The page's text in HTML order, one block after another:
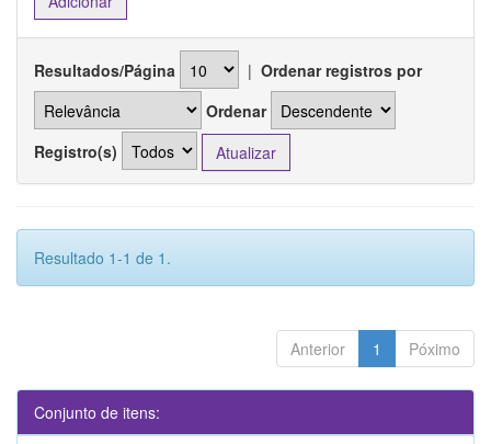
Resultados/Página | Ordenar registros por
Ordenar
Registro(s)
Resultado 1-1 de 1.
Anterior 1 Póximo
Conjunto de itens: